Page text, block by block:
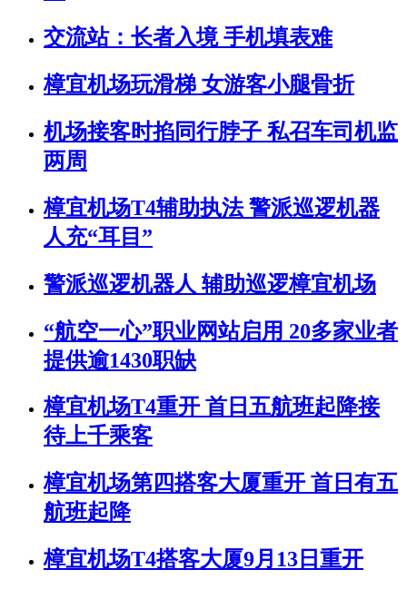
交流站：长者入境 手机填表难
樟宜机场玩滑梯 女游客小腿骨折
机场接客时掐同行脖子 私召车司机监
两周
樟宜机场T4辅助执法 警派巡逻机器
人充“耳目”
警派巡逻机器人 辅助巡逻樟宜机场
“航空一心”职业网站启用 20多家业者
提供逾1430职缺
樟宜机场T4重开 首日五航班起降接
待上千乘客
樟宜机场第四搭客大厦重开 首日有五
航班起降
樟宜机场T4搭客大厦9月13日重开